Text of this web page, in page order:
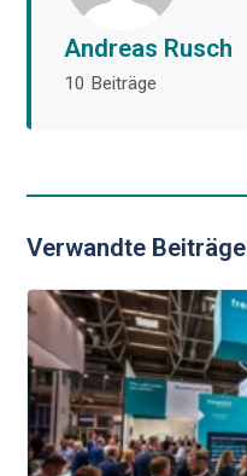
Andreas Rusch
10 Beiträge
Verwandte Beiträge